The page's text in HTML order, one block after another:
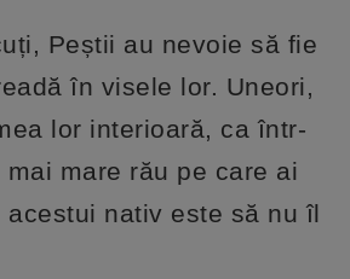
Peștii au nevoie să fie
în visele lor. Uneori,
lor interioară, ca într-
mare rău pe care ai
nativ este să nu îl